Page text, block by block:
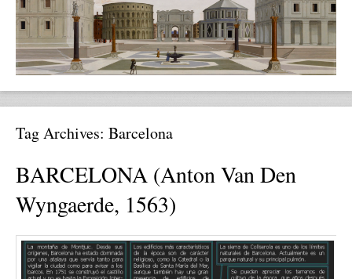
Tag Archives: Barcelona
BARCELONA (Anton Van Den
Wyngaerde, 1563)